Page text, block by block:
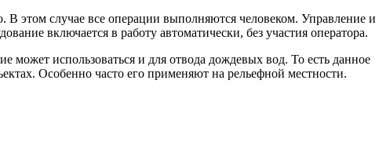
В этом случае все операции выполняются человеком. Управление и
включается в работу автоматически, без участия оператора.
использоваться и для отвода дождевых вод. То есть данное
Особенно часто его применяют на рельефной местности.